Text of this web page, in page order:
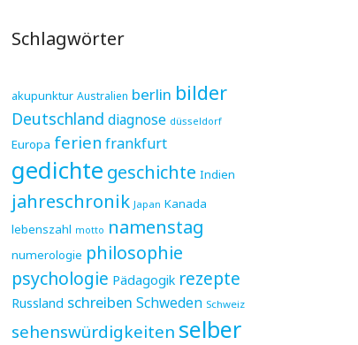
Schlagwörter
akupunktur Australien berlin bilder
Deutschland diagnose düsseldorf
Europa ferien frankfurt
gedichte geschichte Indien
jahreschronik Japan Kanada
lebenszahl motto namenstag
numerologie philosophie
psychologie Pädagogik rezepte
Russland schreiben Schweden Schweiz
sehenswürdigkeiten selber